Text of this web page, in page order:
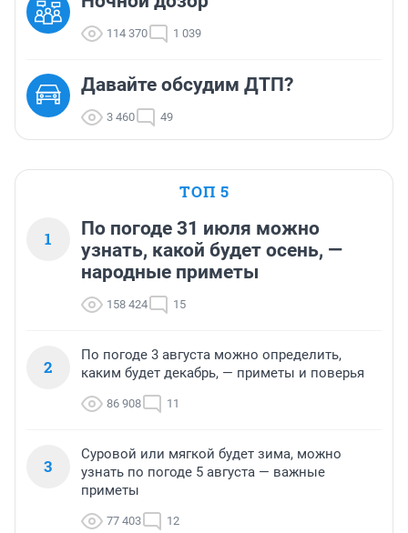
114 370 1 039
Давайте обсудим ДТП?
3 460 49
ТОП 5
1
По погоде 31 июля можно
узнать, какой будет осень, —
народные приметы
158 424 15
2
По погоде 3 августа можно определить,
каким будет декабрь, — приметы и поверья
86 908 11
3
Суровой или мягкой будет зима, можно
узнать по погоде 5 августа — важные
приметы
77 403 12